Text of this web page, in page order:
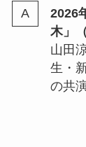
2026
木」
山田
生・
の共